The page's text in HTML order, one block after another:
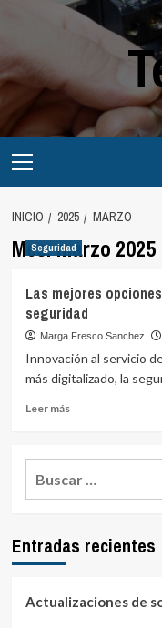
contenido
principal
INICIO 2025 MARZO
Mes:marzo 2025
Seguridad
Las mejores
seguridad
Marga Fresco Sanchez
Innovación al servicio
más digitalizado, la
Leer másLeer
Las
mejores
mejorar
Entradas recientes
Actualizaciones de